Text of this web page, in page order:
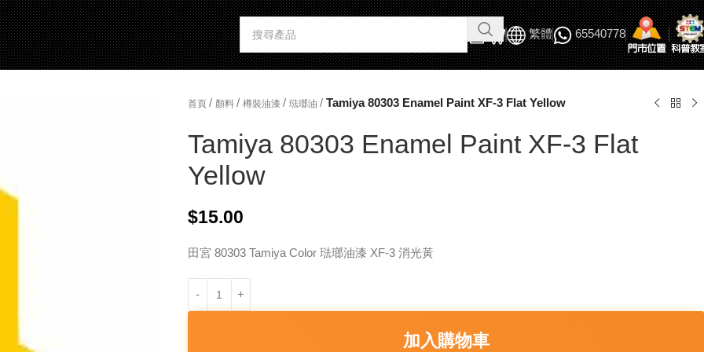
繁體 65540778
首頁 / 顏料 / 樽裝油漆 / 琺瑯油 / Tamiya 80303 Enamel Paint XF-3 Flat Yellow
Tamiya 80303 Enamel Paint XF-3 Flat
Yellow
$15.00
田宮 80303 Tamiya Color 琺瑯油漆 XF-3 消光黃
加入購物車